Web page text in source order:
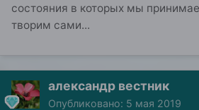
состояния в которых мы
творим сами...
александр вестник
Опубликовано: 5 мая 2019